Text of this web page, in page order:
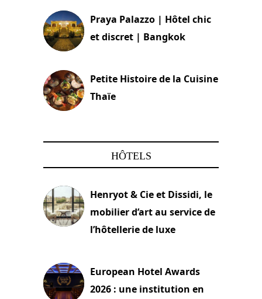
Praya Palazzo | Hôtel chic
et discret | Bangkok
Petite Histoire de la Cuisine
Thaïe
HÔTELS
Henryot & Cie et Dissidi, le
mobilier d’art au service de
l’hôtellerie de luxe
European Hotel Awards
2026 : une institution en